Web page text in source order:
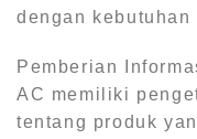
dengan kebutuhan
Pemberian
AC memiliki
tentang produk